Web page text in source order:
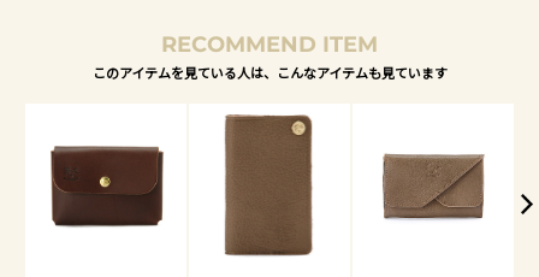
RECOMMEND ITEM
このアイテムを見ている人は、こんなアイテムも見ています